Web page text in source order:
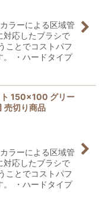
ラーによる区域管
対応したブラシで
ことでコストパフ
。 ・ハードタイプ
ト 150×100 グリー
切り商品
ラーによる区域管
対応したブラシで
ことでコストパフ
。 ・ハードタイプ